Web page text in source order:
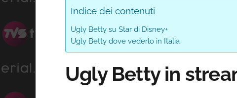
Indice dei contenuti
Ugly Betty su Star di Disney+
Ugly Betty dove vederlo in Italia
Ugly Betty in